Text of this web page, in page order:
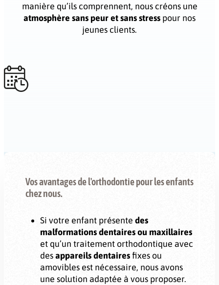
manière qu’ils comprennent, nous créons une
atmosphère sans peur et sans stress pour nos
jeunes clients.
Vos avantages de l'orthodontie pour les enfants
chez nous.
Si votre enfant présente des
malformations dentaires ou maxillaires
et qu’un traitement orthodontique avec
desappareils dentairesfixes ou
amovibles est nécessaire, nous avons
une solution adaptée à vous proposer.